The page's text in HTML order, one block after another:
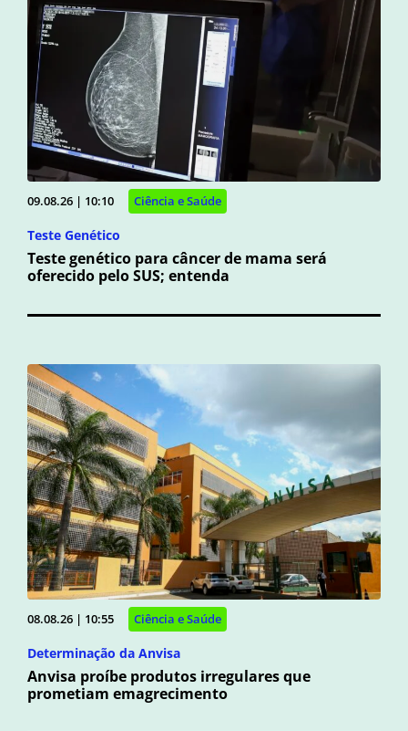
09.08.26 | 10:10 Ciência e Saúde
Teste Genético
Teste genético para câncer de mama será
oferecido pelo SUS; entenda
08.08.26 | 10:55 Ciência e Saúde
Determinação da Anvisa
Anvisa proíbe produtos irregulares que
prometiam emagrecimento